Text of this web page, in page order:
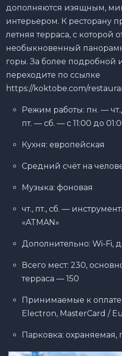
дополняются изящным,
интерьером. К ресторану
летняя терраса, с которой
необыкновенный
горы. За более
переходите по ссылке
https://koktobe.com/
Режим работы: пн. —
пт. — сб. — с 11:00 до
Кухня: европейская
Средний счёт на
Музыка: фоновая
чт., пт., сб. —
«ATMAN»
Дополнительно: Wi-Fi,
Всего мест: 230,
терраса — 150
Принимаемые к оплате
Electron, MasterCard /
Парковка: охраняемая,